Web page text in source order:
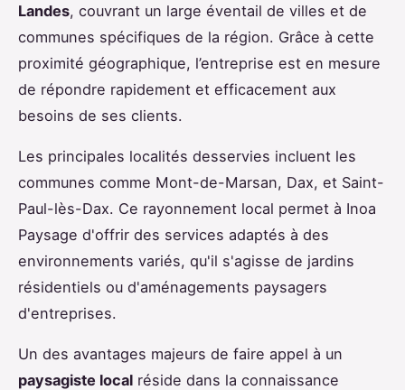
Landes, couvrant un large éventail de villes et de
communes spécifiques de la région. Grâce à cette
proximité géographique, l’entreprise est en mesure
de répondre rapidement et efficacement aux
besoins de ses clients.
Les principales localités desservies incluent les
communes comme Mont-de-Marsan, Dax, et Saint-
Paul-lès-Dax. Ce rayonnement local permet à Inoa
Paysage d'offrir des services adaptés à des
environnements variés, qu'il s'agisse de jardins
résidentiels ou d'aménagements paysagers
d'entreprises.
Un des avantages majeurs de faire appel à un
paysagiste local réside dans la connaissance